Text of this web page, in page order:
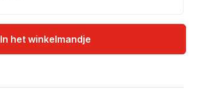
In het winkelmandje